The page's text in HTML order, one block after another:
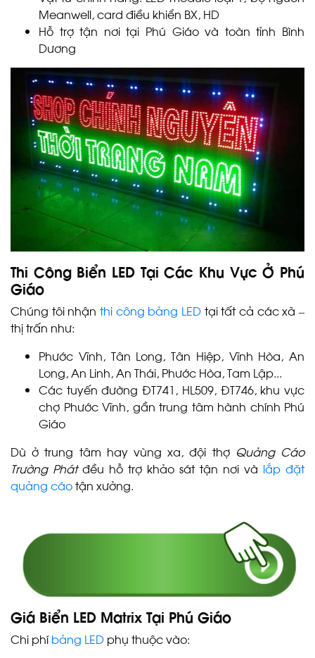
Meanwell, card điều khiển BX, HD
Hỗ trợ tận nơi tại Phú Giáo và toàn tỉnh Bình
Dương
Thi Công Biển LED Tại Các Khu Vực Ở Phú
Giáo
Chúng tôi nhận thi công bảng LED tại tất cả các xã –
thị trấn như:
Phước Vĩnh, Tân Long, Tân Hiệp, Vĩnh Hòa, An
Long, An Linh, An Thái, Phước Hòa, Tam Lập...
Các tuyến đường ĐT741, HL509, ĐT746, khu vực
chợ Phước Vĩnh, gần trung tâm hành chính Phú
Giáo
Dù ở trung tâm hay vùng xa, đội thợ Quảng Cáo
Trường Phátđều hỗ trợ khảo sát tận nơi và lắp đặt
quảng cáotận xưởng.
Giá Biển LED Matrix Tại Phú Giáo
Chi phíbảng LED phụ thuộc vào: